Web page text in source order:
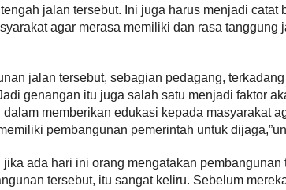
jalan tersebut. Ini juga harus menjadi catat
agar merasa memiliki dan rasa tanggung
jalan tersebut, sebagian pedagang,
genangan itu juga salah satu menjadi faktor
memberikan edukasi kepada masyarakat
pembangunan pemerintah untuk
ada hari ini orang mengatakan
tersebut, itu sangat keliru. Sebelum